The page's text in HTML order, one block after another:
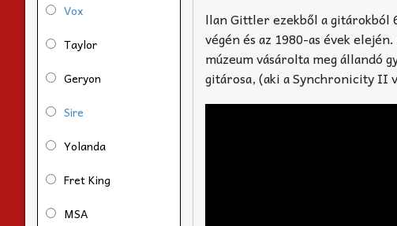
llan Gittler ezekből a gitárokból
végén és az 1980-as évek
múzeum vásárolta meg állandó
gitárosa, (aki a Synchronicity II
Vox
Taylor
Geryon
Sire
Yolanda
Fret King
MSA